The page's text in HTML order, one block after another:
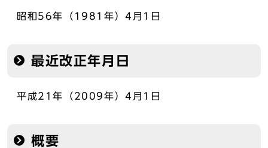
昭和56年（1981年）4月1日
最近改正年月日
平成21年（2009年）4月1日
概要